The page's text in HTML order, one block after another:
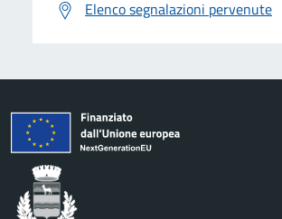
Elenco segnalazioni pervenute